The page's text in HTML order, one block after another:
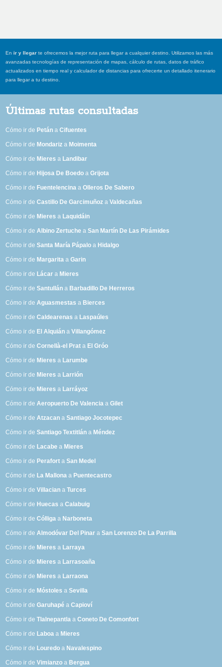
Enir y llegar te ofrecemos la mejor ruta para llegar a cualquier destino. Utilizamos las más
avanzadas tecnologías de representación de mapas, cálculo de rutas, datos de tráfico
actualizados en tiempo real y calculador de distancias para ofrecerte un detallado itenerario
para llegar a tu destino.
Últimas rutas consultadas
Cómo ir de Petán aCifuentes
Cómo ir de Mondariz a Moimenta
Cómo ir de Mieres a Landibar
Cómo ir de Hijosa De Boedo aGrijota
Cómo ir de Fuentelencina aOlleros De Sabero
Cómo ir deCastillo De Garcimuñoz aValdecañas
Cómo ir de Mieres a Laquidáin
Cómo ir deAlbino Zertuche aSan Martín De Las Pirámides
Cómo ir deSanta María Pápalo a Hidalgo
Cómo ir de Margarita aGarin
Cómo ir de Lácar a Mieres
Cómo ir deSantullán a Barbadillo De Herreros
Cómo ir deAguasmestas a Bierces
Cómo ir deCaldearenas a Laspaúles
Cómo ir de El Alquián aVillangómez
Cómo ir deCornellà-el Prat a El Gróo
Cómo ir de Mieres a Larumbe
Cómo ir de Mieres a Larrión
Cómo ir de Mieres a Larráyoz
Cómo ir deAeropuerto De Valencia aGilet
Cómo ir deAtzacan aSantiago Jocotepec
Cómo ir deSantiago Textitlán a Méndez
Cómo ir de Lacabe a Mieres
Cómo ir de Perafort aSan Medel
Cómo ir de La Mallona a Puentecastro
Cómo ir deVillacian aTurces
Cómo ir de Huecas aCalabuig
Cómo ir deCólliga a Narboneta
Cómo ir deAlmodóvar Del Pinar aSan Lorenzo De La Parrilla
Cómo ir de Mieres a Larraya
Cómo ir de Mieres a Larrasoaña
Cómo ir de Mieres a Larraona
Cómo ir de Móstoles aSevilla
Cómo ir deGaruhapé aCapioví
Cómo ir deTlalnepantla aConeto De Comonfort
Cómo ir de Laboa a Mieres
Cómo ir de Louredo a Navalespino
Cómo ir deVimianzo a Bergua